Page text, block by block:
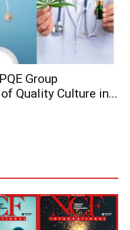
Group
Quality Culture in...